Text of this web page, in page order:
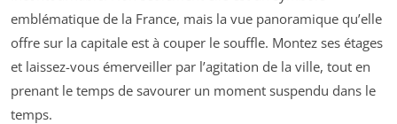
emblématique de la France, mais la vue panoramique qu’elle
offre sur la capitale est à couper le souffle. Montez ses étages
et laissez-vous émerveiller par l’agitation de la ville, tout en
prenant le temps de savourer un moment suspendu dans le
temps.